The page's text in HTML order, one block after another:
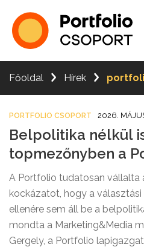
Főoldal Hírek
PORTFOLIO CSOPORT 2026.
Belpolitika nélkül
topmezőnyben a
A Portfolio tudatosan vállalta
kockázatot, hogy a
ellenére sem áll be a
mondta a Marketing&Media
Gergely, a Portfolio